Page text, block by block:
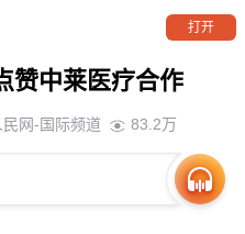
打开
赞中莱医疗合作
民网-国际频道 83.2万